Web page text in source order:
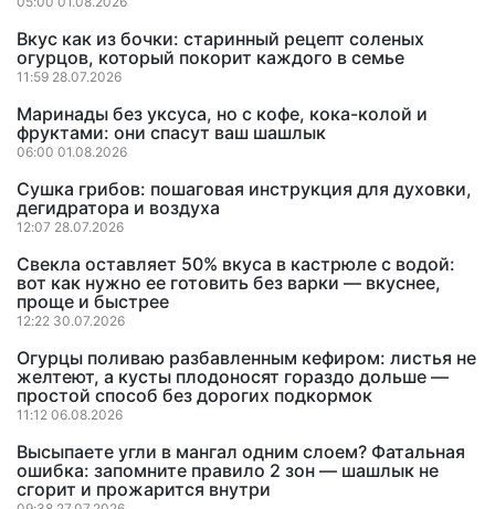
Вкус как из бочки: старинный рецепт соленых
огурцов, который покорит каждого в семье
11:59 28.07.2026
Маринады без уксуса, но с кофе, кока-колой и
фруктами: они спасут ваш шашлык
06:00 01.08.2026
Сушка грибов: пошаговая инструкция для духовки,
дегидратора и воздуха
12:07 28.07.2026
Свекла оставляет 50% вкуса в кастрюле с водой:
вот как нужно ее готовить без варки — вкуснее,
проще и быстрее
12:22 30.07.2026
Огурцы поливаю разбавленным кефиром: листья не
желтеют, а кусты плодоносят гораздо дольше —
простой способ без дорогих подкормок
11:12 06.08.2026
Высыпаете угли в мангал одним слоем? Фатальная
ошибка: запомните правило 2 зон — шашлык не
сгорит и прожарится внутри